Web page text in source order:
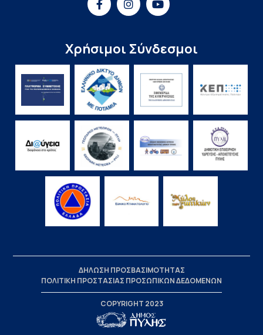
Χρήσιμοι Σύνδεσμοι
COPYRIGHT 2023
ΔΗΛΩΣΗ ΠΡΟΣΒΑΣΙΜΟΤΗΤΑΣ
ΠΟΛΙΤΙΚΗ ΠΡΟΣΤΑΣΙΑΣ ΠΡΟΣΩΠΙΚΩΝ ΔΕΔΟΜΕΝΩΝ